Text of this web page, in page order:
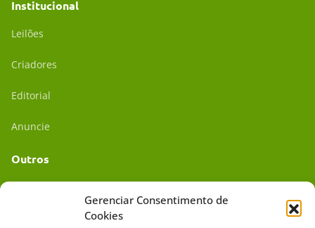
Gerenciar Consentimento de
Cookies
Institucional
Leilões
Criadores
Editorial
Anuncie
Outros